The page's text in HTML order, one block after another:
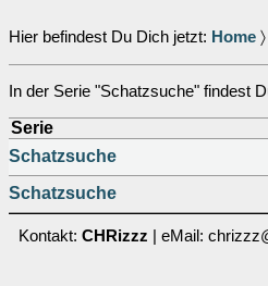
Hier befindest Du Dich jetzt: Home 〉
In der Serie "Schatzsuche" findest
Serie
Schatzsuche
Schatzsuche
Kontakt: CHRizzz | eMail: